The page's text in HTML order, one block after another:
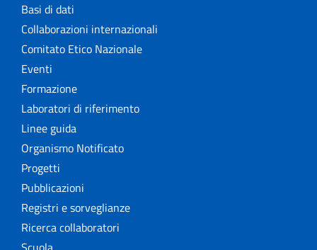
Basi di dati
Collaborazioni internazionali
Comitato Etico Nazionale
Eventi
Formazione
Laboratori di riferimento
Linee guida
Organismo Notificato
Progetti
Pubblicazioni
Registri e sorveglianze
Ricerca collaboratori